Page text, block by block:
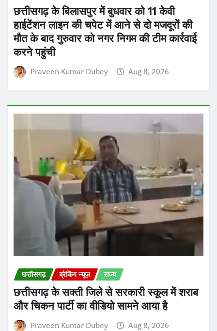
छत्तीसगढ़ के बिलासपुर में बुधवार को 11 केवी
हाईटेंशन लाइन की चपेट में आने से दो मजदूरों की
मौत के बाद गुरुवार को नगर निगम की टीम कार्रवाई
करने पहुंची
Praveen Kumar Dubey Aug 8, 2026
छत्तीसगढ़ ब्रेकिंग न्यूज़ राज्य
छत्तीसगढ़ के सक्ती जिले से सरकारी स्कूल में शराब
और चिकन पार्टी का वीडियो सामने आया है
Praveen Kumar Dubey Aug 8, 2026